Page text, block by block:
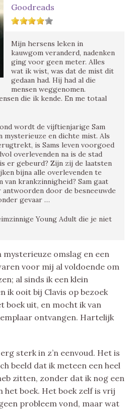
Goodreads
Mijn hersens leken in
kauwgom veranderd, nadenken
ging voor geen meter. Alles
wat ik wist, was dat de mist dit
gedaan had. Hij had al die
mensen weggenomen.
die ik kende. En me totaal
wordt de vijftienjarige Sam
mysterieuze en dichte mist. Als
is Sams leven voorgoed
overlevenden na is de stad
er gebeurd? Zijn zij de laatsten
bijna alle overlevenden te
van krankzinnigheid? Sam gaat
door de besneeuwde
gevaar …
Young Adult die je niet
mysterieuze omslag en een
voor mij al voldoende om
al sinds ik een klein
ik ooit bij Clavis op bezoek
boek uit, en mocht ik van
ontvangen. Hartelijk
sterk in z’n eenvoud. Het is
beeld dat ik meteen een heel
zitten, zonder dat ik nog een
het boek. Het boek zelf is vrij
probleem vond, maar wat